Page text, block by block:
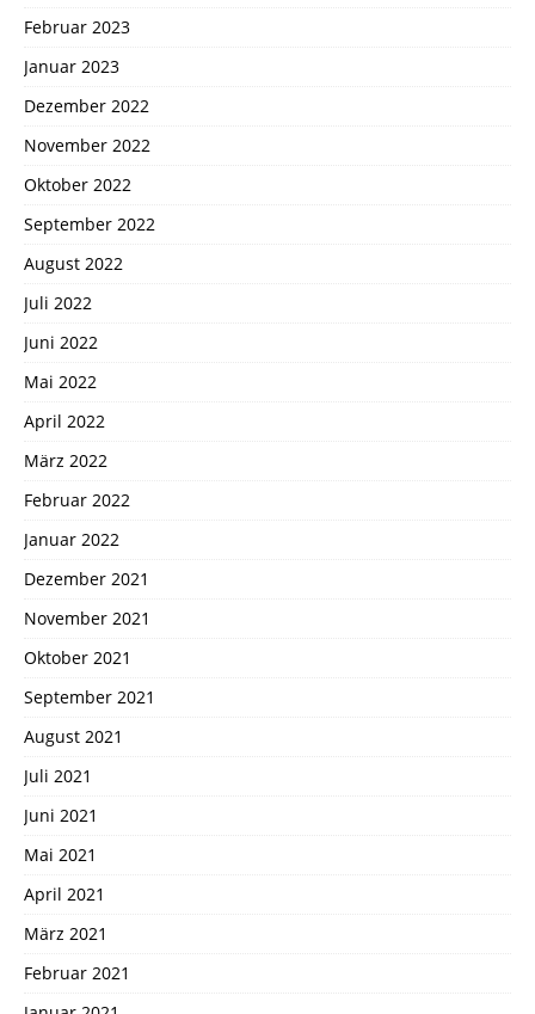
Februar 2023
Januar 2023
Dezember 2022
November 2022
Oktober 2022
September 2022
August 2022
Juli 2022
Juni 2022
Mai 2022
April 2022
März 2022
Februar 2022
Januar 2022
Dezember 2021
November 2021
Oktober 2021
September 2021
August 2021
Juli 2021
Juni 2021
Mai 2021
April 2021
März 2021
Februar 2021